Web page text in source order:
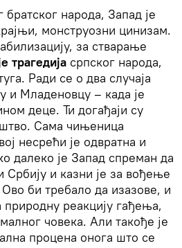
братског народа, Запад је
монструозни цинизам.
за стварање
трагедија српског народа,
Ради се о два случаја
и Младеновцу – када је
деце. Ти догађаји су
Сама чињеница
несрећи је одвратна и
далеко је Запад спреман да
и казни је за вођење
би требало да изазове, и
реакцију гађења,
човека. Али такође је
процена онога што се